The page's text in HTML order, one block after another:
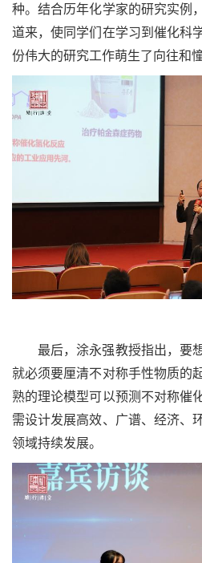
种。结合历年化学家的研究实例
道来，使同学们在学习到催化科
份伟大的研究工作萌生了向往和憧
最后，涂永强教授指出，要
就必须要厘清不对称手性物质的
熟的理论模型可以预测不对称催
需设计发展高效、广谱、经济、
领域持续发展。